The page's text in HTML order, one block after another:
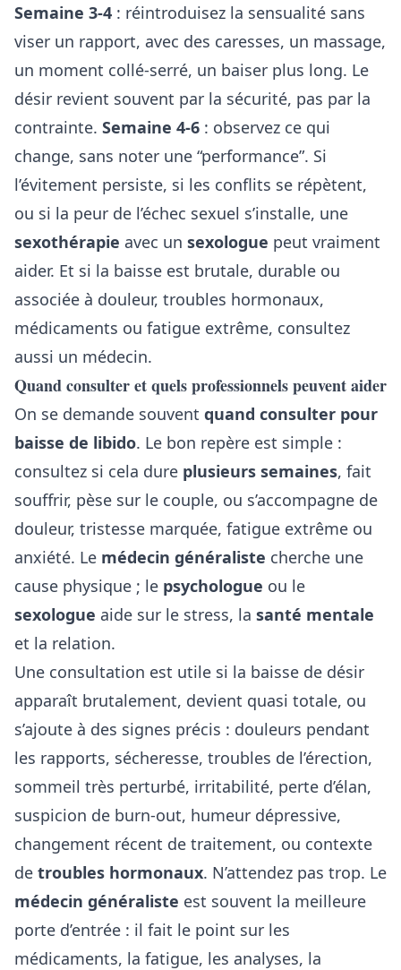
Semaine 3-4 : réintroduisez la sensualité sans
viser un rapport, avec des caresses, un massage,
un moment collé-serré, un baiser plus long. Le
désir revient souvent par la sécurité, pas par la
contrainte. Semaine 4-6 : observez ce qui
change, sans noter une “performance”. Si
l’évitement persiste, si les conflits se répètent,
ou si la peur de l’échec sexuel s’installe, une
sexothérapie avec un sexologue peut vraiment
aider. Et si la baisse est brutale, durable ou
associée à douleur, troubles hormonaux,
médicaments ou fatigue extrême, consultez
aussi un médecin.
Quand consulter et quels professionnels peuvent aider
On se demande souvent quand consulter pour
baisse de libido. Le bon repère est simple :
consultez si cela dure plusieurs semaines, fait
souffrir, pèse sur le couple, ou s’accompagne de
douleur, tristesse marquée, fatigue extrême ou
anxiété. Le médecin généraliste cherche une
cause physique ; le psychologue ou le
sexologue aide sur le stress, la santé mentale
et la relation.
Une consultation est utile si la baisse de désir
apparaît brutalement, devient quasi totale, ou
s’ajoute à des signes précis : douleurs pendant
les rapports, sécheresse, troubles de l’érection,
sommeil très perturbé, irritabilité, perte d’élan,
suspicion de burn-out, humeur dépressive,
changement récent de traitement, ou contexte
de troubles hormonaux. N’attendez pas trop. Le
médecin généraliste est souvent la meilleure
porte d’entrée : il fait le point sur les
médicaments, la fatigue, les analyses, la